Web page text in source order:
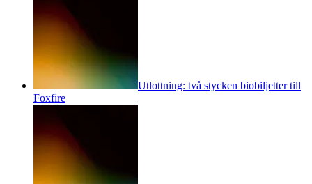
Utlottning: två stycken biobiljetter till
Foxfire